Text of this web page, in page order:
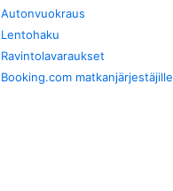
Autonvuokraus
Lentohaku
Ravintolavaraukset
Booking.com matkanjärjestäjille